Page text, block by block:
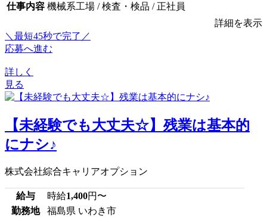
仕事内容 機械系工場 / 検査・検品 / 正社員
詳細を表示
＼最短45秒で完了／
応募へ進む
詳しく
見る
【未経験でも大丈夫☆】残業は基本的
にナシ♪
株式会社綜合キャリアオプション
給与 時給1,400円〜
勤務地
福島県 いわき市